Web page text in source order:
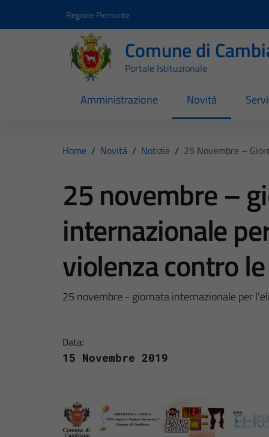
Regione Piemonte
Comune di
Portale Istituzionale
Amministrazione Novità
Home / Novità / Notizie / 25 Novembre –
25 novembre –
internazionale
violenza contro
25 novembre - giornata internazionale per
Data:
15 Novembre 2019